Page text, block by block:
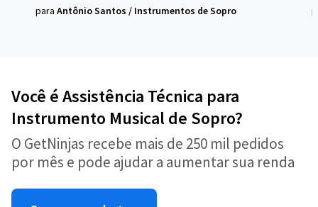
para Antônio Santos / Instrumentos de Sopro
Você é Assistência Técnica para
Instrumento Musical de Sopro?
O GetNinjas recebe mais de 250 mil pedidos
por mês e pode ajudar a aumentar sua renda